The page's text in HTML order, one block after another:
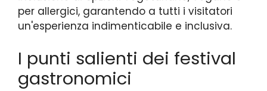
per allergici, garantendo a tutti i visitatori
un'esperienza indimenticabile e inclusiva.
I punti salienti dei festival
gastronomici